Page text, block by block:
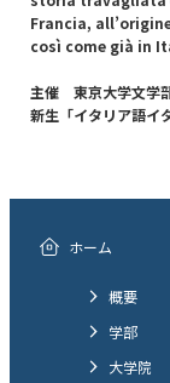
Francia,
così come già in
主催 東京大学文学
新生「イタリア語イ
ホーム
概要
学部
大学院